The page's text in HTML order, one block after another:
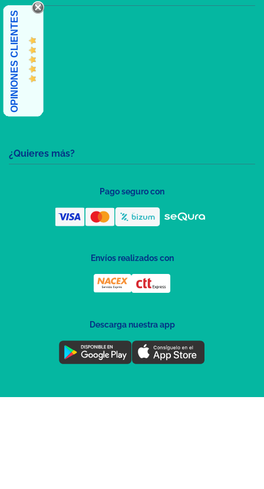
¿Quieres más?
OPINIONES CLIENTES
Pago seguro con
Envíos realizados con
Descarga nuestra app